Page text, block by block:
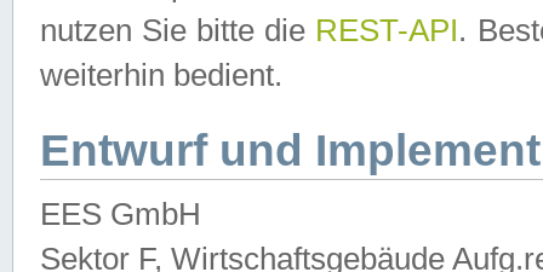
nutzen Sie bitte die REST-API.
weiterhin bedient.
Entwurf und
EES GmbH
Sektor F, Wirtschaftsgebäude